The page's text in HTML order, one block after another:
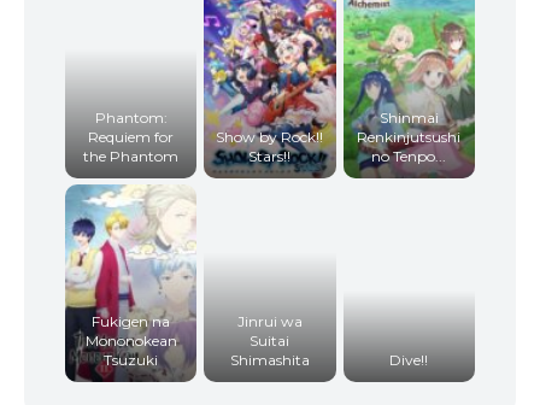
Phantom:
Requiem for
the Phantom
Show by Rock!!
Stars!!
Shinmai
Renkinjutsushi
no Tenpo...
Fukigen na
Mononokean
Tsuzuki
Jinrui wa
Suitai
Shimashita
Dive!!